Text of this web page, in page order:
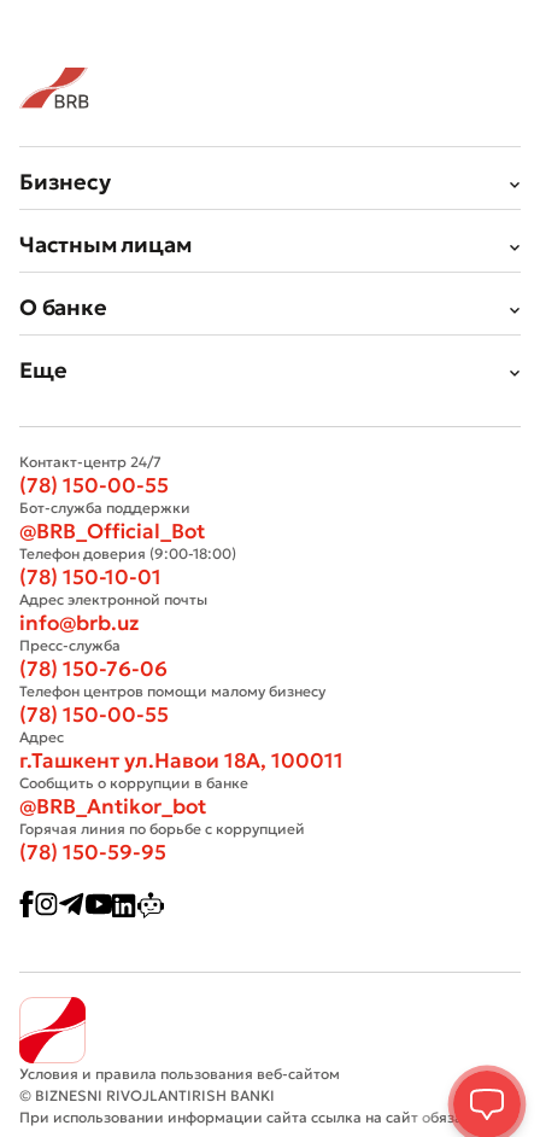
Бизнесу
Частным лицам
О банке
Еще
Контакт-центр 24/7
(78) 150-00-55
Бот-служба поддержки
@BRB_Official_Bot
Телефон доверия (9:00-18:00)
(78) 150-10-01
Адрес электронной почты
info@brb.uz
Пресс-служба
(78) 150-76-06
Телефон центров помощи малому бизнесу
(78) 150-00-55
Адрес
г.Ташкент ул.Навои 18А, 100011
Сообщить о коррупции в банке
@BRB_Antikor_bot
Горячая линия по борьбе с коррупцией
(78) 150-59-95
Условия и правила пользования веб-сайтом
© BIZNESNI RIVOJLANTIRISH BANKI
При использовании информации сайта ссылка на сайт обязательна.